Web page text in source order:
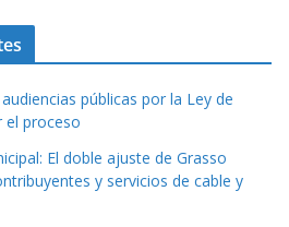
públicas por la Ley de
el proceso
El doble ajuste de Grasso
y servicios de cable y